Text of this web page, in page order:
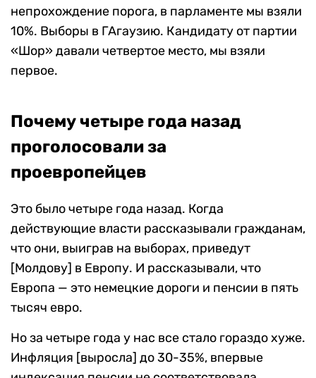
непрохождение порога, в парламенте мы взяли
10%. Выборы в ГАгаузию. Кандидату от партии
«Шор» давали четвертое место, мы взяли
первое.
Почему четыре года назад
проголосовали за
проевропейцев
Это было четыре года назад. Когда
действующие власти рассказывали гражданам,
что они, выиграв на выборах, приведут
[Молдову] в Европу. И рассказывали, что
Европа — это немецкие дороги и пенсии в пять
тысяч евро.
Но за четыре года у нас все стало гораздо хуже.
Инфляция [выросла] до 30-35%, впервые